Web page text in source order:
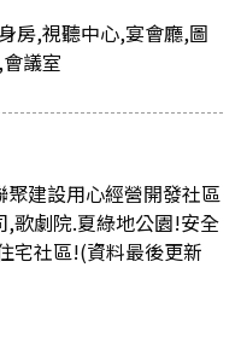
房,視聽中心,宴會廳,圖
議室
建設用心經營開發社區
,歌劇院.夏綠地公園!安全
宅社區!(資料最後更新